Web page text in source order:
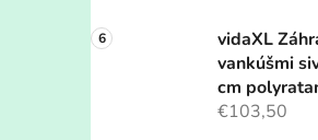
vidaXL
vankúšmi
cm
€103,50